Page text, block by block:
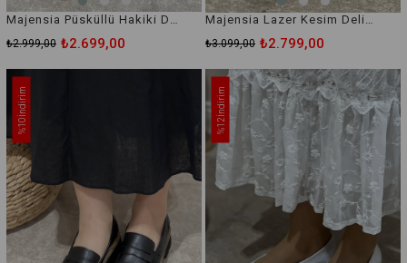
₺2.699,00
₺2.999,00 ₺2.799,00
₺3.099,00
%10
İndirim
%12
İndirim